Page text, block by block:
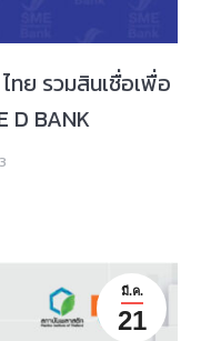
ทย รวมสินเชื่อเพื่อ
D BANK
มี.ค.
21